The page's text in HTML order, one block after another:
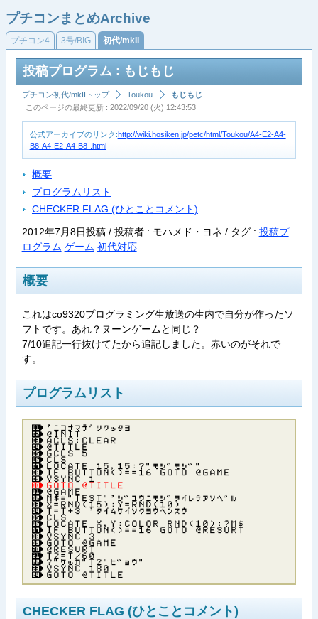
プチコンまとめArchive
プチコン4 3号/BIG 初代/mkII
投稿プログラム : もじもじ
プチコン初代/mkIIトップ Toukou
もじもじ
このページの最終更新 : 2022/09/20 (火) 12:43:53
公式アーカイブのリンク:http://wiki.hosiken.jp/petc/html/Toukou/A4-E2-A4-
B8-A4-E2-A4-B8-.html
概要
プログラムリスト
CHECKER FLAG (ひとことコメント)
2012年7月8日投稿 / 投稿者 : モハメド・ヨネ / タグ : 投稿プ
ログラム ゲーム 初代対応
概要
これはco9320プログラミング生放送の生内で自分が作ったソ
フトです。あれ？ヌーンゲームと同じ？
7/10追記一行抜けてたから追記しました。赤いのがそれで
す。
プログラムリスト
’ニコナマテ゛ツクッタヨ
＠ＩＮＩＴ
ＡＣＬＳ：ＣＬＥＡＲ
＠ＴＩＴＬＥ
ＧＣＬＳ ５
ＣＬＳ
ＬＯＣＡＴＥ １５，１５：？”モシ゛モシ゛”
ＩＦ ＢＵＴＴＯＮ（）＝＝１６ ＧＯＴＯ ＠ＧＡＭＥ
ＶＳＹＮＣ １
ＧＯＴＯ ＠ＴＩＴＬＥ
＠ＧＡＭＥ
Ｍ＄＝”ＴＥＳＴ”’シ゛ユウニモシ゛ヲイレテアソヘ゛ル
Ｘ＝ＲＮＤ（１５）：Ｙ＝ＲＮＤ（１０）
Ｔ＝Ｔ＋３ ’タイムケイソクヨウヘンスウ
ＣＬＳ
ＬＯＣＡＴＥ Ｘ，Ｙ：ＣＯＬＯＲ ＲＮＤ（１０）：？Ｍ＄
ＩＦ ＢＵＴＴＯＮ（）＝＝１６ ＧＯＴＯ ＠ＲＥＳＵＲＴ
ＶＳＹＮＣ ３
ＧＯＴＯ ＠ＧＡＭＥ
＠ＲＥＳＵＲＴ
Ｔ２＝Ｔ／６０
？”ケッカ”Ｔ２”ヒ゛ョウ”
ＶＳＹＮＣ １８０
ＧＯＴＯ ＠ＴＩＴＬＥ
CHECKER FLAG (ひとことコメント)